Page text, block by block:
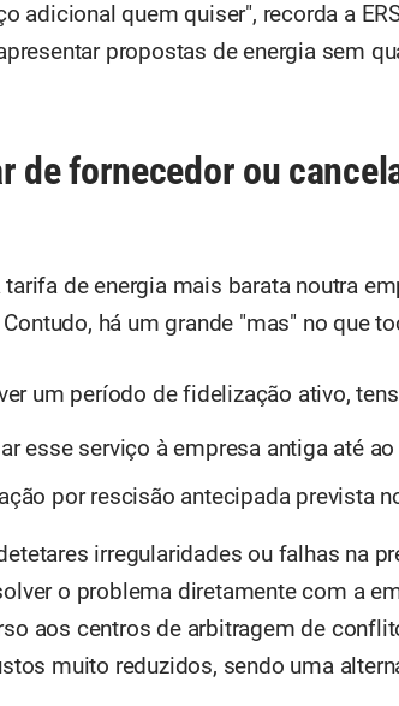
adicional quem quiser", recorda a
propostas de energia sem
de fornecedor ou
de energia mais barata noutra
há um grande "mas" no que
um período de fidelização ativo,
esse serviço à empresa antiga até
por rescisão antecipada prevista
irregularidades ou falhas na
o problema diretamente com a
aos centros de arbitragem de
muito reduzidos, sendo uma